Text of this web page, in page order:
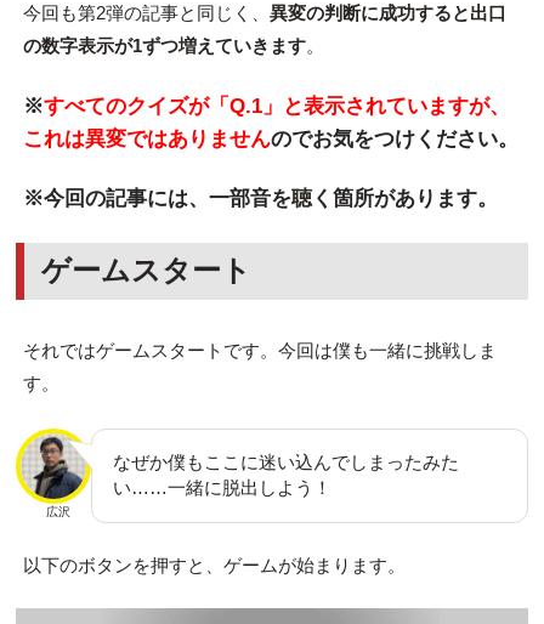
今回も第2弾の記事と同じく、 異変の判断に成功すると出口
の数字表示が1ずつ増えていきます。
※すべてのクイズが「Q.1」と表示されていますが、
これは異変ではありませんのでお気をつけください。
※今回の記事には、一部音を聴く箇所があります。
ゲームスタート
それではゲームスタートです。今回は僕も一緒に挑戦しま
す。
広沢
なぜか僕もここに迷い込んでしまったみた
い……一緒に脱出しよう！
以下のボタンを押すと、ゲームが始まります。